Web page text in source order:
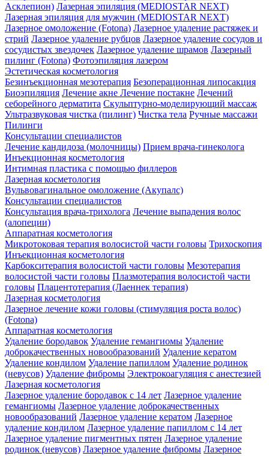
Асклепион) Лазерная эпиляция (MEDIOSTAR NEXT)
Лазерная эпиляция для мужчин (MEDIOSTAR NEXT)
Лазерное омоложение (Fotona) Лазерное удаление растяжек и
стрий Лазерное удаление рубцов Лазерное удаление сосудов и
сосудистых звездочек Лазерное удаление шрамов Лазерный
пилинг (Fotona) Фотоэпиляция лазером
Эстетическая косметология
Безинъекционная мезотерапия Безоперационная липосакция
Биоэпиляция Лечение акне Лечение постакне Лечений
себорейного дерматита Скульптурно-моделирующий массаж
Ультразвуковая чистка (пилинг) Чистка тела Ручные массажи
Пилинги
Консультации специалистов
Лечение кандидоза (молочницы) Прием врача-гинеколога
Инъекционная косметология
Интимная пластика с помощью филлеров
Лазерная косметология
Вульвовагинальное омоложение (Акупалс)
Консультации специалистов
Консультация врача-трихолога Лечение выпадения волос
(алопеции)
Аппаратная косметология
Микротоковая терапия волосистой части головы Трихоскопия
Инъекционная косметология
Карбокситерапия волосистой части головы Мезотерапия
волосистой части головы Плазмотерапия волосистой части
головы Плацентотерапия (Лаеннек терапия)
Лазерная косметология
Лазерное лечение кожи головы (стимуляция роста волос)
(Fotona)
Аппаратная косметология
Удаление бородавок Удаление гемангиомы Удаление
доброкачественных новообразований Удаление кератом
Удаление кондилом Удаление папиллом Удаление родинок
(невусов) Удаление фибромы Электрокоагуляция с анестезией
Лазерная косметология
Лазерное удаление бородавок с 14 лет Лазерное удаление
гемангиомы Лазерное удаление доброкачественных
новообразований Лазерное удаление кератом Лазерное
удаление кондилом Лазерное удаление папиллом с 14 лет
Лазерное удаление пигментных пятен Лазерное удаление
родинок (невусов) Лазерное удаление фибромы Лазерное